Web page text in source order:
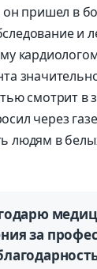
он пришел в
и
смотрит в
через
людям в
за